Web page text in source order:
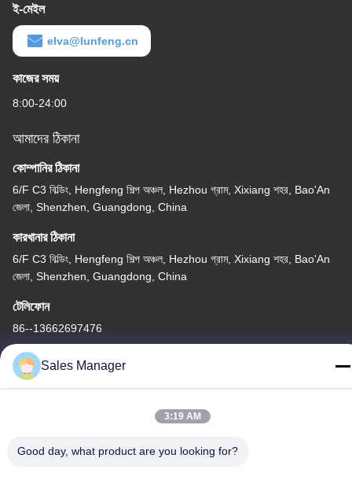
ই-মেইল
elva@lunfeng.cn
কাজের সময়
8:00-24:00
আমাদের ঠিকানা
কোম্পানির ঠিকানা
6/F C3 বিল্ডিং, Hengfeng শিল্প অঞ্চল, Hezhou গ্রাম, Xixiang শহর, Bao'An
জেলা, Shenzhen, Guangdong, China
কারখানার ঠিকানা
6/F C3 বিল্ডিং, Hengfeng শিল্প অঞ্চল, Hezhou গ্রাম, Xixiang শহর, Bao'An
জেলা, Shenzhen, Guangdong, China
টেলিফোন
86--13662697476
গোপনীয়তা নীতি সাইট ম্যাপ
চীন ভালো মানের ধাতু গম্বুজ ঝিল্লি সুইচ সরবরাহকারী। কপিরাইট © -2026 Shenzhen
Sales Manager
3:19 AM
Good day, what product are you looking for?